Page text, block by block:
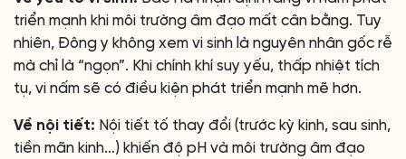
triển mạnh khi môi trường âm đạo mất cân bằng. Tuy
nhiên, Đông y không xem vi sinh là nguyên nhân gốc rễ
mà chỉ là “ngọn”. Khi chính khí suy yếu, thấp nhiệt tích
tụ, vi nấm sẽ có điều kiện phát triển mạnh mẽ hơn.
Về nội tiết: Nội tiết tố thay đổi (trước kỳ kinh, sau sinh,
tiền mãn kinh…) khiến độ pH và môi trường âm đạo